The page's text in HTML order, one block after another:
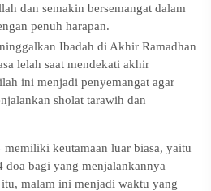
dan semakin bersemangat dalam
penuh harapan.
Ibadah di Akhir Ramadhan
lelah saat mendekati akhir
ini menjadi penyemangat agar
sholat tarawih dan
memiliki keutamaan luar biasa, yaitu
doa bagi yang menjalankannya
malam ini menjadi waktu yang